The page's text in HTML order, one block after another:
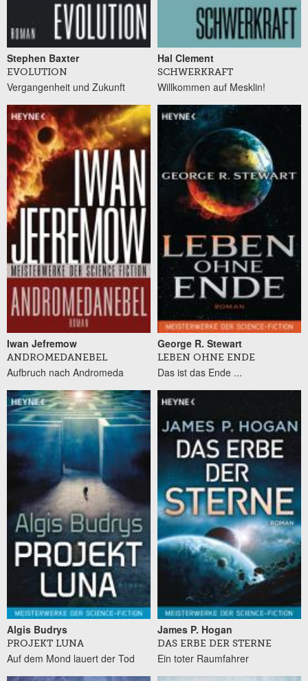
Stephen Baxter
EVOLUTION
Vergangenheit und Zukunft
Hal Clement
SCHWERKRAFT
Willkommen auf Mesklin!
Iwan Jefremow
ANDROMEDANEBEL
Aufbruch nach Andromeda
George R. Stewart
LEBEN OHNE ENDE
Das ist das Ende ...
Algis Budrys
PROJEKT LUNA
Auf dem Mond lauert der Tod
James P. Hogan
DAS ERBE DER STERNE
Ein toter Raumfahrer